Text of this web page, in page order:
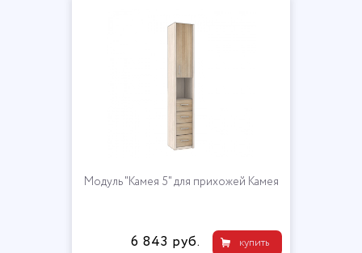
Модуль "Камея 5" для прихожей Камея
купить
6 843 руб.